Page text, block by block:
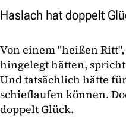
Haslach hat doppelt
Von einem "heißen
hingelegt hätten,
Und tatsächlich hätte
schieflaufen können.
doppelt Glück.